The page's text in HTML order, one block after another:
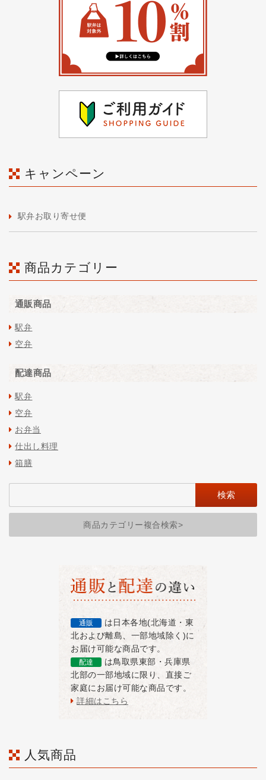
キャンペーン
駅弁お取り寄せ便
商品カテゴリー
通販商品
駅弁
空弁
配達商品
駅弁
空弁
お弁当
仕出し料理
箱膳
商品カテゴリー複合検索>
通販
は日本各地(北海道・東
北および離島、一部地域除く)に
お届け可能な商品です。
配達
は鳥取県東部・兵庫県
北部の一部地域に限り、直接ご
家庭にお届け可能な商品です。
詳細はこちら
人気商品